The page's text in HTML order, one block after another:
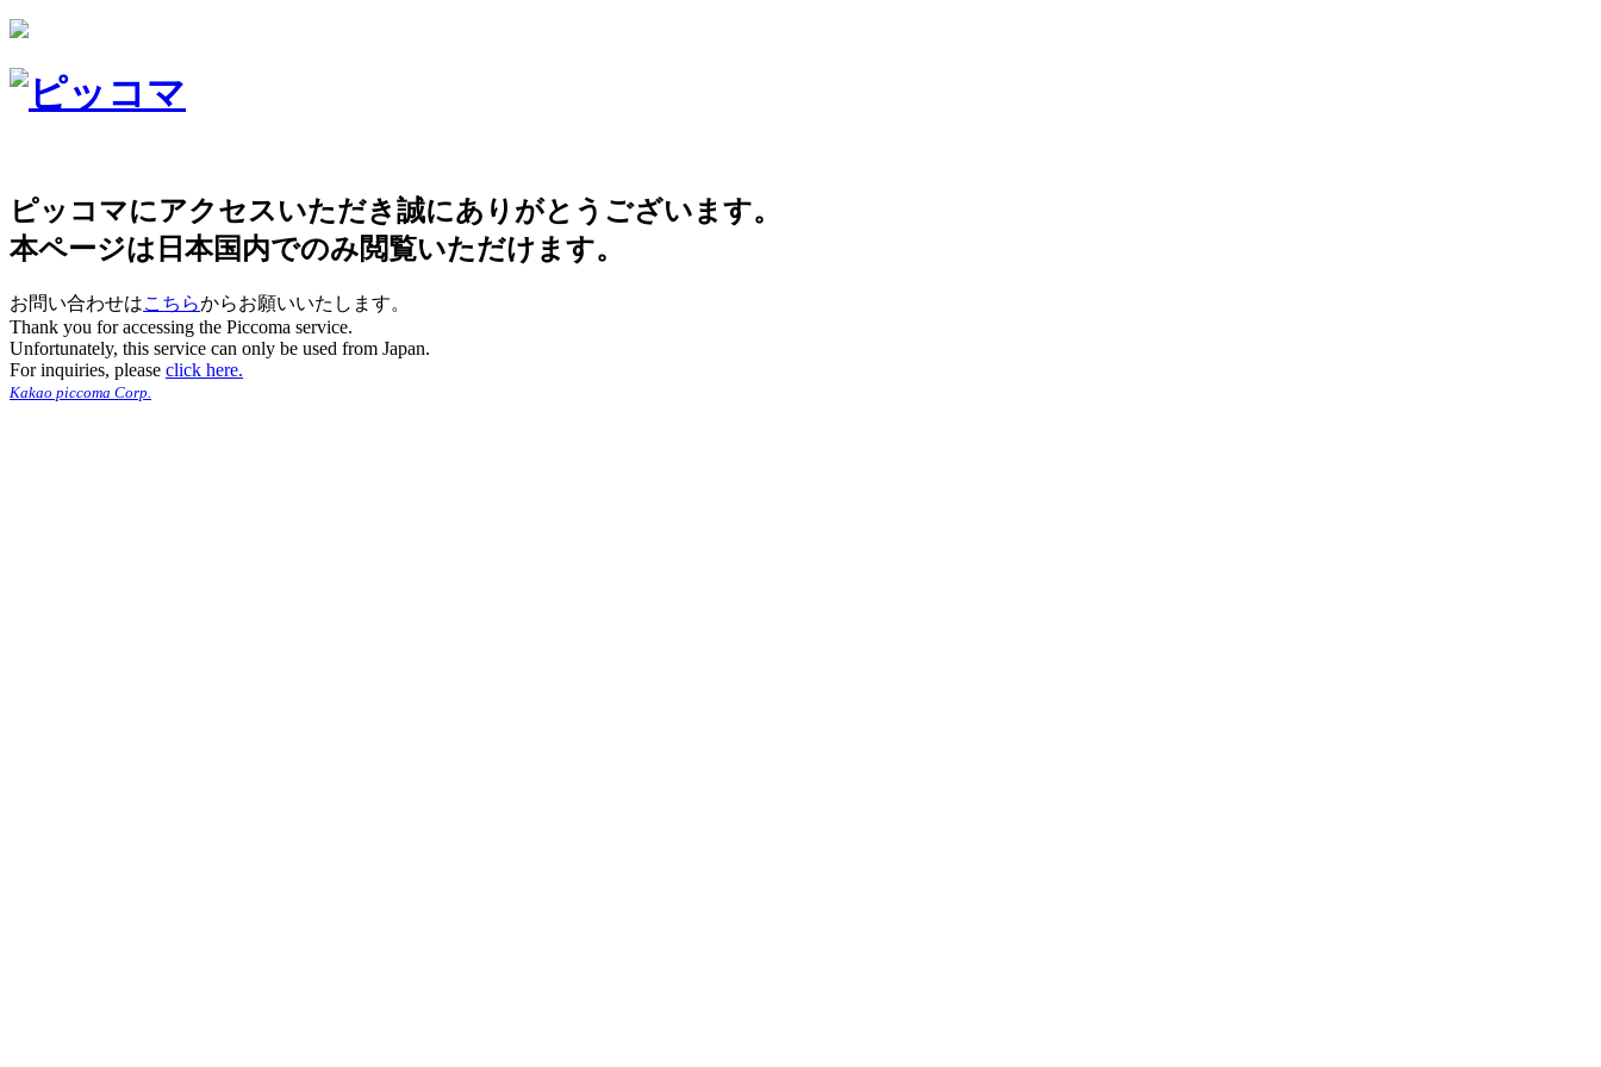
ピッコマにアクセスいただき誠にありがとうございます。
本ページは日本国内でのみ閲覧いただけます。
お問い合わせはこちらからお願いいたします。
Thank you for accessing the Piccoma service.
Unfortunately, this service can only be used from Japan.
For inquiries, please click here.
Kakao piccoma Corp.